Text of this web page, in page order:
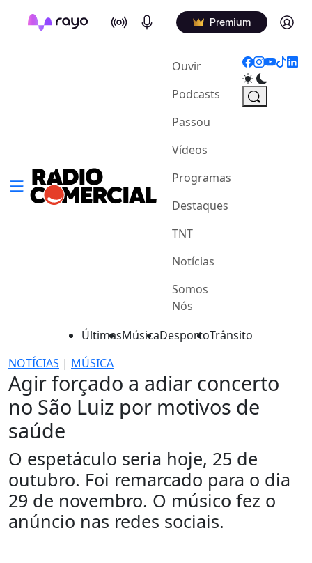
On Air Podcasts Premium Log in
Ouvir(current)
Podcasts
Passou
Vídeos
Programas
Destaques
TNT
Notícias
Somos
Nós
ÚltimasMúsicaDesportoTrânsito
NOTÍCIAS | MÚSICA
Agir forçado a adiar concerto
no São Luiz por motivos de
saúde
O espetáculo seria hoje, 25 de
outubro. Foi remarcado para o dia
29 de novembro. O músico fez o
anúncio nas redes sociais.